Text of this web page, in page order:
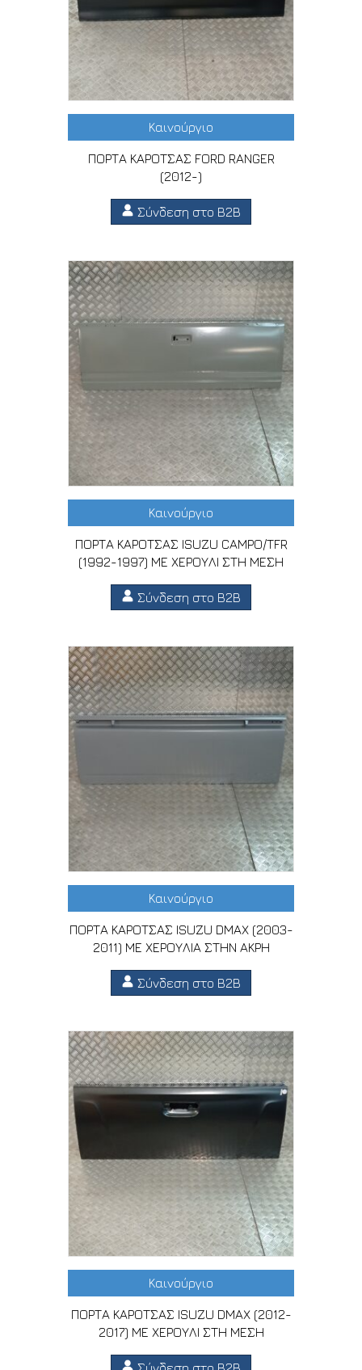
Καινούργιο
ΠΟΡΤΑ ΚΑΡΟΤΣΑΣ FORD RANGER
(2012-)
Σύνδεση στο B2B
Καινούργιο
ΠΟΡΤΑ ΚΑΡΟΤΣΑΣ ISUZU CAMPO/TFR
(1992-1997) ΜΕ ΧΕΡΟΥΛΙ ΣΤΗ ΜΕΣΗ
Σύνδεση στο B2B
Καινούργιο
ΠΟΡΤΑ ΚΑΡΟΤΣΑΣ ISUZU DMAX (2003-
2011) ΜΕ ΧΕΡΟΥΛΙΑ ΣΤΗΝ ΑΚΡΗ
Σύνδεση στο B2B
Καινούργιο
ΠΟΡΤΑ ΚΑΡΟΤΣΑΣ ISUZU DMAX (2012-
2017) ΜΕ ΧΕΡΟΥΛΙ ΣΤΗ ΜΕΣΗ